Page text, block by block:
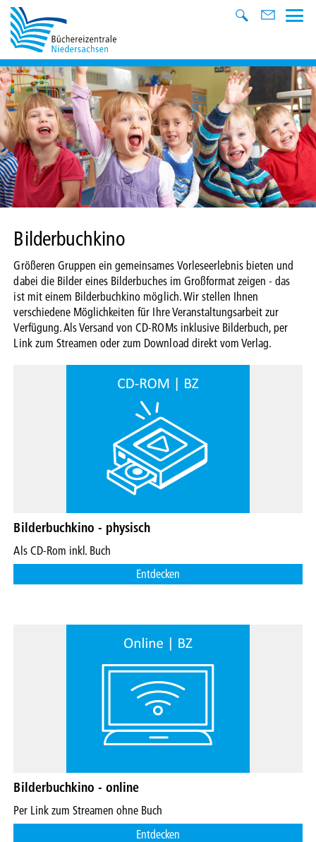
Bilderbuchkino
Größeren Gruppen ein gemeinsames Vorleseerlebnis bieten und
dabei die Bilder eines Bilderbuches im Großformat zeigen - das
ist mit einem Bilderbuchkino möglich. Wir stellen Ihnen
verschiedene Möglichkeiten für Ihre Veranstaltungsarbeit zur
Verfügung. Als Versand von CD-ROMs inklusive Bilderbuch, per
Link zum Streamen oder zum Download direkt vom Verlag.
Bilderbuchkino - physisch
Als CD-Rom inkl. Buch
Entdecken
Bilderbuchkino - online
Per Link zum Streamen ohne Buch
Entdecken